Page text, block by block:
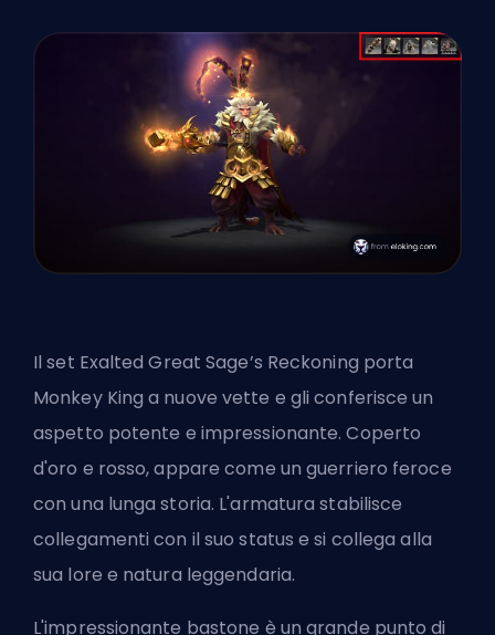
Il set Exalted Great Sage’s Reckoning porta
Monkey King a nuove vette e gli conferisce un
aspetto potente e impressionante. Coperto
d'oro e rosso, appare come un guerriero feroce
con una lunga storia. L'armatura stabilisce
collegamenti con il suo status e si collega alla
sua lore e natura leggendaria.
L'impressionante bastone è un grande punto di